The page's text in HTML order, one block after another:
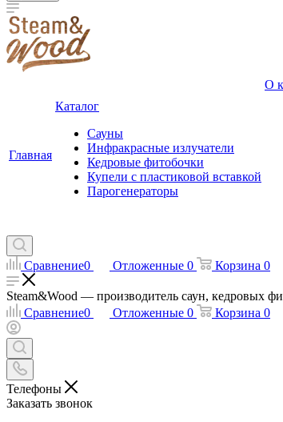
Главная
Каталог
Сауны
Инфракрасные излучатели
Кедровые фитобочки
Купели с пластиковой вставкой
Парогенераторы
О
Сравнение0 Отложенные 0 Корзина 0
Steam&Wood — производитель саун, кедровых
Сравнение0 Отложенные 0 Корзина 0
Телефоны
Заказать звонок